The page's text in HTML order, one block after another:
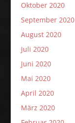
Oktober 2020
September 2020
August 2020
Juli 2020
Juni 2020
Mai 2020
April 2020
März 2020